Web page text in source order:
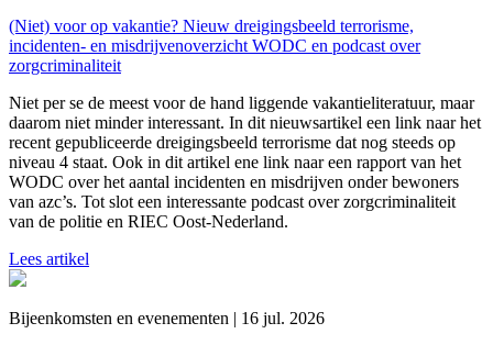
(Niet) voor op vakantie? Nieuw dreigingsbeeld terrorisme,
incidenten- en misdrijvenoverzicht WODC en podcast over
zorgcriminaliteit
Niet per se de meest voor de hand liggende vakantieliteratuur, maar
daarom niet minder interessant. In dit nieuwsartikel een link naar het
recent gepubliceerde dreigingsbeeld terrorisme dat nog steeds op
niveau 4 staat. Ook in dit artikel ene link naar een rapport van het
WODC over het aantal incidenten en misdrijven onder bewoners
van azc’s. Tot slot een interessante podcast over zorgcriminaliteit
van de politie en RIEC Oost-Nederland.
Lees artikel
Bijeenkomsten en evenementen | 16 jul. 2026